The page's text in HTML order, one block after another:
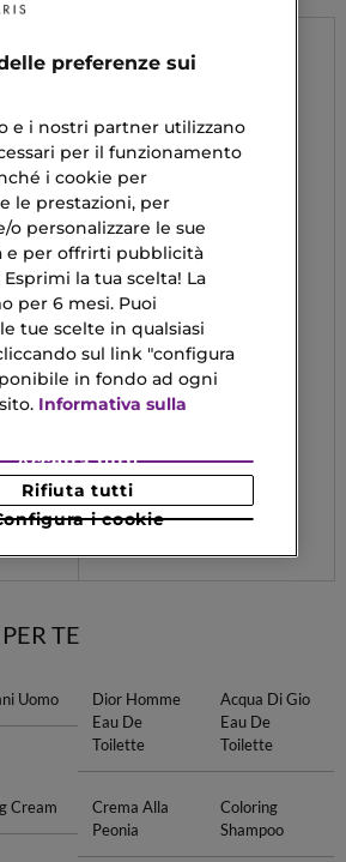
PROFONDO
Eau De Toilette
98,90 €
TE
Uomo
Dior Homme
Eau De
Toilette
Acqua Di Gio
Eau De
Toilette
Cream
Crema Alla
Peonia
Coloring
Shampoo
preferenze sui
e i nostri partner utilizzano
per il funzionamento
i cookie per
le prestazioni, per
o personalizzare le sue
e per offrirti pubblicità
la tua scelta! La
per 6 mesi. Puoi
tue scelte in qualsiasi
sul link "configura
in fondo ad ogni
Informativa sulla
i cookie
Rifiuta tutti
Accetta tutti